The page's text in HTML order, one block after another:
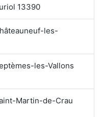
13390
les-
les-Vallons
Martin-de-Crau